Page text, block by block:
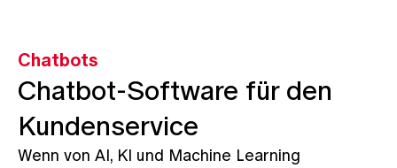
Chatbots
Chatbot-Software für den
Kundenservice
Wenn von AI, KI und Machine Learning